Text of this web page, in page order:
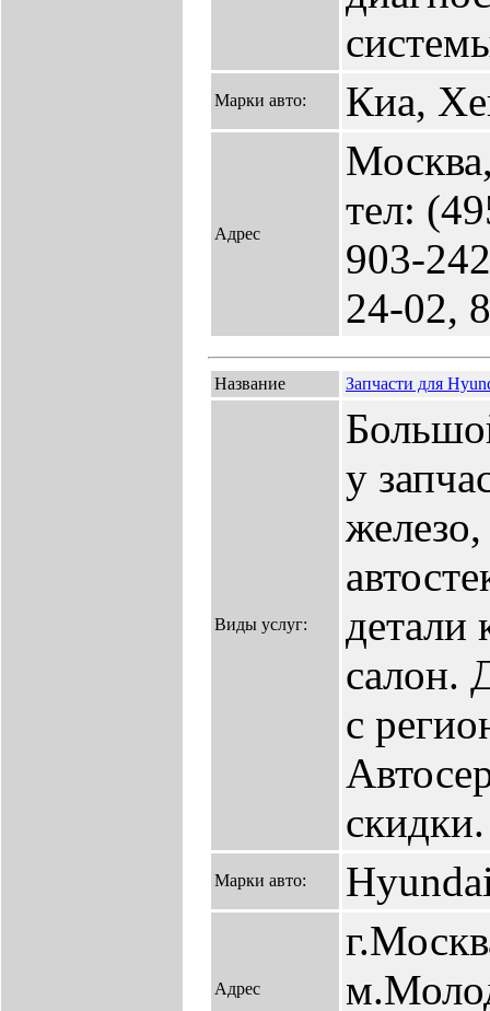
Марки авто: Киа,
Адрес
тел:
903-
24-02,
Название Запчасти для
Виды услуг:
у
детали
салон.
с
скидки.
Марки авто:
Адрес